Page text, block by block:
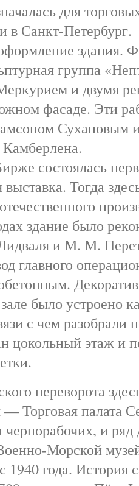
для
Санкт-Петербург.
здания.
группа
и двумя
фасаде. Эти
Сухановым
состоялась
Тогда
здание было
и М. М.
главного
было устроено
с чем разобрали
цокольный этаж и
переворота
— Торговая палата
и ряд
Морской
1940 года. История